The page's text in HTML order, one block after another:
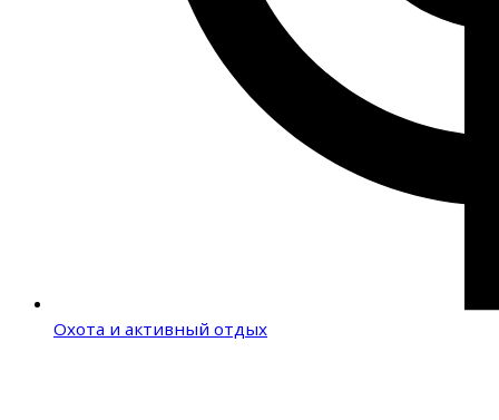
Охота и активный отдых